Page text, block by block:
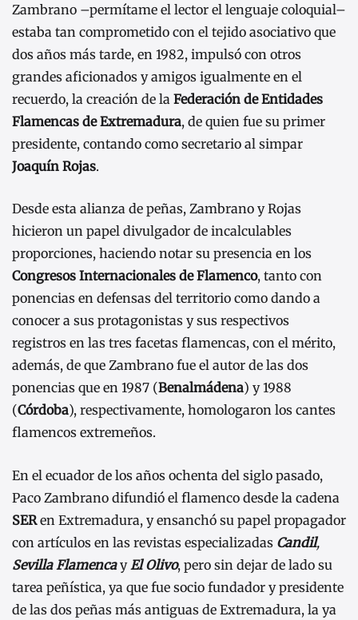
Zambrano –permítame el lector el lenguaje coloquial–
estaba tan comprometido con el tejido asociativo que
dos años más tarde, en 1982, impulsó con otros
grandes aficionados y amigos igualmente en el
recuerdo, la creación de la Federación de Entidades
Flamencas de Extremadura, de quien fue su primer
presidente, contando como secretario al simpar
Joaquín Rojas.
Desde esta alianza de peñas, Zambrano y Rojas
hicieron un papel divulgador de incalculables
proporciones, haciendo notar su presencia en los
Congresos Internacionales de Flamenco, tanto con
ponencias en defensas del territorio como dando a
conocer a sus protagonistas y sus respectivos
registros en las tres facetas flamencas, con el mérito,
además, de que Zambrano fue el autor de las dos
ponencias que en 1987 (Benalmádena) y 1988
(Córdoba), respectivamente, homologaron los cantes
flamencos extremeños.
En el ecuador de los años ochenta del siglo pasado,
Paco Zambrano difundió el flamenco desde la cadena
SERen Extremadura, y ensanchó su papel propagador
con artículos en las revistas especializadas Candil,
Sevilla Flamencay El Olivo, pero sin dejar de lado su
tarea peñística, ya que fue socio fundador y presidente
de las dos peñas más antiguas de Extremadura, la ya